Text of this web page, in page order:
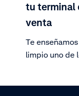
tu terminal
venta
Te
limpio uno de